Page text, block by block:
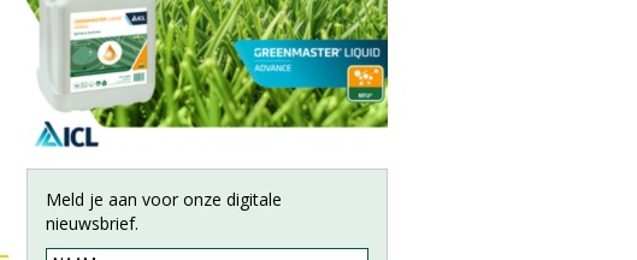
Meld je aan voor onze digitale
nieuwsbrief.